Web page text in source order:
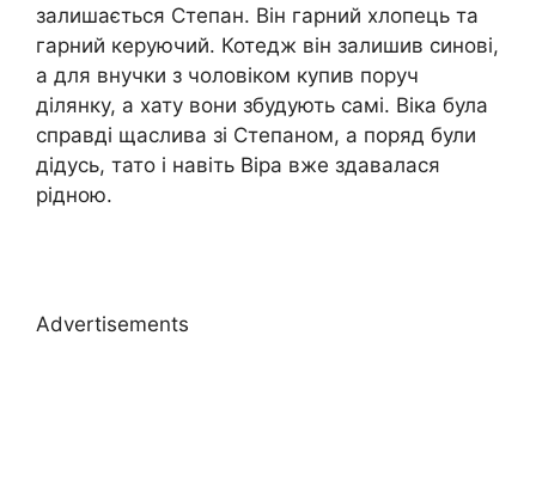
залишається Степан. Він гарний хлопець та
гарний керуючий. Котедж він залишив синові,
а для внучки з чоловіком купив поруч
ділянку, а хату вони збудують самі. Віка була
справді щаслива зі Степаном, а поряд були
дідусь, тато і навіть Віра вже здавалася
рідною.
Advertisements